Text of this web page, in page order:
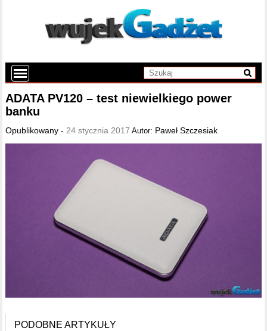
ADATA PV120 – test niewielkiego power
banku
Opublikowany - 24 stycznia 2017 Autor: Paweł Szczesiak
PODOBNE ARTYKUŁY